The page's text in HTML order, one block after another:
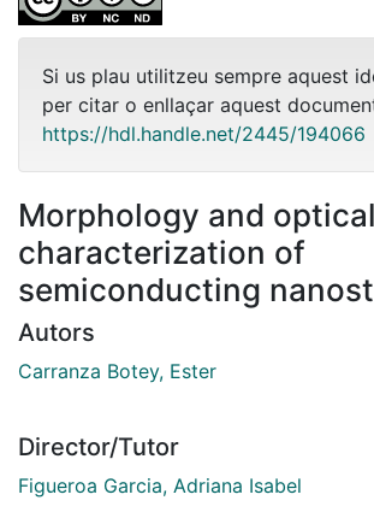
Si us plau utilitzeu sempre aquest
per citar o enllaçar aquest
https://hdl.handle.net/2445/194066
Morphology and optical
characterization of
semiconducting
Autors
Carranza Botey, Ester
Director/Tutor
Figueroa Garcia, Adriana Isabel